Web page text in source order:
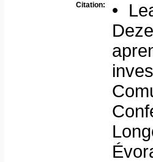
Citation:
•